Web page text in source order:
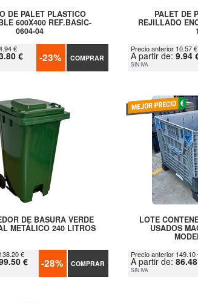
DE PALET PLASTICO
600X400 REF.BASIC-
0604-04
€
€ -23% COMPRAR
PALET DE
REJILLADO
Precio anterior 10.57 €
A partir de: 9.94
SIN IVA
DE BASURA VERDE
METÁLICO 240 LITROS
€
€ -28% COMPRAR
LOTE
USADOS
Precio anterior 149.10
A partir de:
SIN IVA